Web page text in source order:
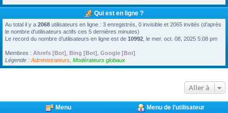
Qui est en ligne ?
Au total il y a 2068 utilisateurs en ligne : 3 enregistrés, 0 invisible et 2065 invités (d’après
le nombre d’utilisateurs actifs ces 5 dernières minutes)
Le record du nombre d’utilisateurs en ligne est de 10992 , le mer. oct. 08, 2025 5:08 pm
Membres : Ahrefs [Bot] Bing [Bot] Google [Bot]
Légende : Administrateurs Modérateurs globaux
Aller à
Menu Menu de l’utilisateur